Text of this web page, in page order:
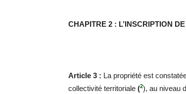
CHAPITRE 2 : L’INSCRIPTION
Article 3 : La propriété est
collectivité territoriale (2), au niveau